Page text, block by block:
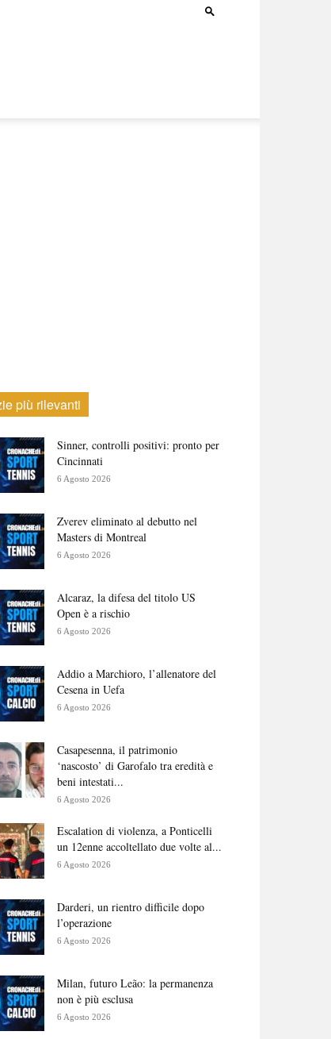
più rilevanti
Sinner, controlli positivi: pronto per
Cincinnati
6 Agosto 2026
Zverev eliminato al debutto nel
Masters di Montreal
6 Agosto 2026
Alcaraz, la difesa del titolo US
Open è a rischio
6 Agosto 2026
Addio a Marchioro, l’allenatore del
Cesena in Uefa
6 Agosto 2026
Casapesenna, il patrimonio
‘nascosto’ di Garofalo tra eredità e
beni intestati...
6 Agosto 2026
Escalation di violenza, a Ponticelli
un 12enne accoltellato due volte al...
6 Agosto 2026
Darderi, un rientro difficile dopo
l’operazione
6 Agosto 2026
Milan, futuro Leão: la permanenza
non è più esclusa
6 Agosto 2026